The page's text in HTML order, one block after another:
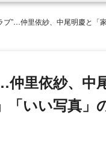
、中尾明慶と「家族3ショット」に「幸せさが伝
里依紗、中
「いい写真」